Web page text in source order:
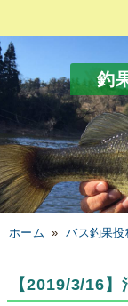
釣
ホーム »バス釣果投
【2019/3/16